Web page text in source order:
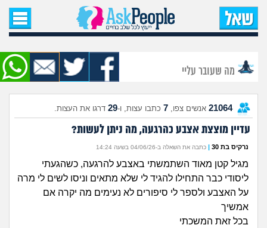
עמוד הבית
שאל שאלה
שאלות חדשות
שאלות שעוררו עניין
עצות חדשות
מה קורה כאן?
מה שעובר עליי
21064 אנשים צפו, 7 כתבו עצות, ו-29 דרגו את העצות.
עדיין מוצצת אצבע כהרגעה, מה ניתן לעשות?
נרקיס בת 30 | כתבה את השאלה ב-04/06/26 בשעה 14:24
מגיל קטן מאוד השתמשתי באצבע להרגעה, כשהגעתי
ליסודי כבר התחילו להגיד לי שלא מתאים וניסו לשים לי מרה
על האצבע ולספר לי סיפורים לא נעימים מה יקרה אם
אמשיך
בכל זאת המשכתי